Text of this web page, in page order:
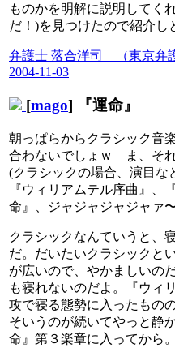
ものかを明解に説明してく
だ！)を見つけたので紹介し
弁護士 落合洋司 （東京弁
2004-11-03
[mago] 『運命』
朝っぱらからクラシック音
合わないでしょｗ ま、そ
(クラシックの場合、演目な
『ウィリアムテル序曲』、
命』、ジャジャジャジャァ
クラシックなんていうと、
だ。だいたいクラシックと
が広いので、やかましいの
も寝れないのだよ。『ウィ
攻で寝る態勢に入ったもの
そいうのが続いてやっと静
命』第３楽章に入ってから。